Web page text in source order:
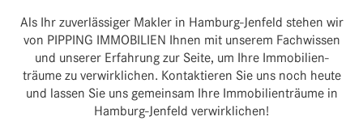
Als Ihr zuver­läs­siger Makler in Hamburg-Jenfeld stehen wir
von PIPPING IMMO­BI­LIEN Ihnen mit unserem Fach­wissen
und unserer Erfah­rung zur Seite, um Ihre Immo­bi­li­en­
träume zu verwirk­li­chen. Kontak­tieren Sie uns noch heute
und lassen Sie uns gemeinsam Ihre Immo­bi­li­en­träume in
Hamburg-Jenfeld verwirklichen!